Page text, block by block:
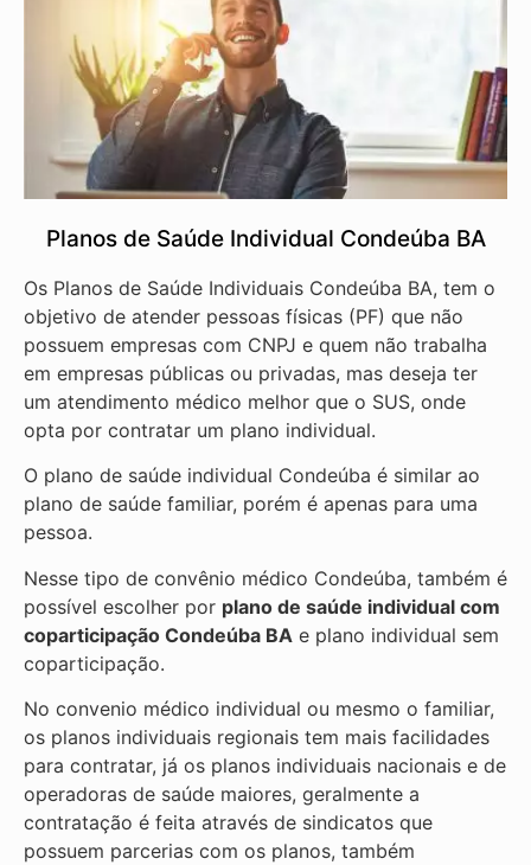
Planos de Saúde Individual Condeúba BA
Os Planos de Saúde Individuais Condeúba BA, tem o
objetivo de atender pessoas físicas (PF) que não
possuem empresas com CNPJ e quem não trabalha
em empresas públicas ou privadas, mas deseja ter
um atendimento médico melhor que o SUS, onde
opta por contratar um plano individual.
O plano de saúde individual Condeúba é similar ao
plano de saúde familiar, porém é apenas para uma
pessoa.
Nesse tipo de convênio médico Condeúba, também é
possível escolher por plano de saúde individual com
coparticipação Condeúba BA e plano individual sem
coparticipação.
No convenio médico individual ou mesmo o familiar,
os planos individuais regionais tem mais facilidades
para contratar, já os planos individuais nacionais e de
operadoras de saúde maiores, geralmente a
contratação é feita através de sindicatos que
possuem parcerias com os planos, também